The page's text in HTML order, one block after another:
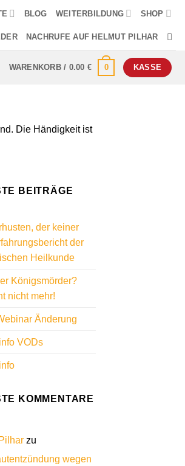
BLOG WEITERBILDUNG SHOP
NACHRUFE AUF HELMUT PILHAR
WARENKORB / 0.00 € 0 KASSE
Die Händigkeit ist
BEITRÄGE
der keiner
der
Heilkunde
Königsmörder?
nicht mehr!
Änderung
VODs
KOMMENTARE
zu
wegen